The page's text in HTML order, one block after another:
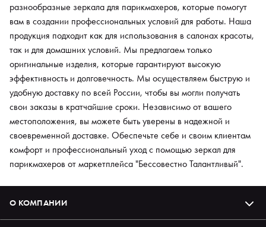
разнообразные зеркала для парикмахеров, которые помогут
вам в создании профессиональных условий для работы. Наша
продукция подходит как для использования в салонах красоты,
так и для домашних условий. Мы предлагаем только
оригинальные изделия, которые гарантируют высокую
эффективность и долговечность. Мы осуществляем быструю и
удобную доставку по всей России, чтобы вы могли получать
свои заказы в кратчайшие сроки. Независимо от вашего
местоположения, вы можете быть уверены в надежной и
своевременной доставке. Обеспечьте себе и своим клиентам
комфорт и профессиональный уход с помощью зеркал для
парикмахеров от маркетплейса "Бессовестно Талантливый".
О КОМПАНИИ